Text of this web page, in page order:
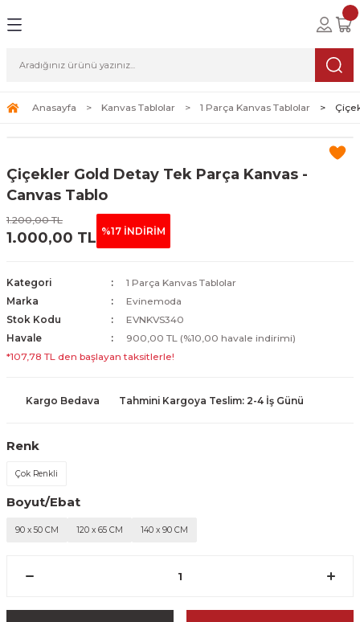
Tablolar
Tablolar
Sanat
Anasayfa Kanvas Tablolar 1 Parça Kanvas Tablolar
Çiçekler Gold Detay Tek Parça Kanvas -
Canvas Tablo
1.200,00 TL
1.000,00 TL %17 İNDİRİM
Kategori
1 Parça Kanvas Tablolar
Marka
Evinemoda
Stok Kodu
EVNKVS340
Havale
900,00 TL (%10,00 havale indirimi)
*107,78 TL den başlayan taksitlerle!
Kargo Bedava Tahmini Kargoya Teslim: 2-4 İş Günü
Renk
Çok Renkli
Boyut/Ebat
90 x 50 CM 120 x 65 CM 140 x 90 CM